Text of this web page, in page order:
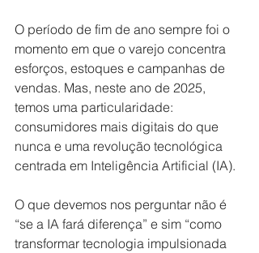
O período de fim de ano sempre foi o
momento em que o varejo concentra
esforços, estoques e campanhas de
vendas. Mas, neste ano de 2025,
temos uma particularidade:
consumidores mais digitais do que
nunca e uma revolução tecnológica
centrada em Inteligência Artificial (IA).
O que devemos nos perguntar não é
“se a IA fará diferença” e sim “como
transformar tecnologia impulsionada